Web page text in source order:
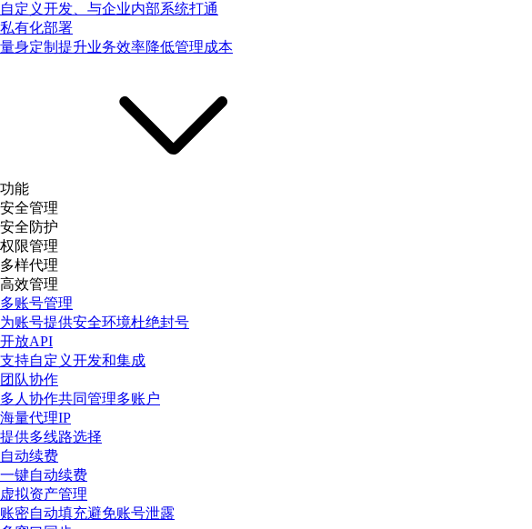
自定义开发、与企业内部系统打通
私有化部署
量身定制提升业务效率降低管理成本
功能
安全管理
安全防护
权限管理
多样代理
高效管理
多账号管理
为账号提供安全环境杜绝封号
开放API
支持自定义开发和集成
团队协作
多人协作共同管理多账户
海量代理IP
提供多线路选择
自动续费
一键自动续费
虚拟资产管理
账密自动填充避免账号泄露